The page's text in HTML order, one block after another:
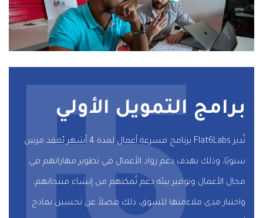
برامج التمويل الأولي
تُدير Flat6Labs برنامج مسرعة أعمال لمدة 4 أشهر يُعقد مرتين
سنويًا، وذلك بهدف دعم رواد الأعمال في تطوير مهاراتهم في
مجال الأعمال وتوفير بيئة دعم تُمكنهم من إنشاء منتجاتهم،
واختبار مدى ملاءمتها للسوق، ذلك فضلاً عن تحسين نماذج